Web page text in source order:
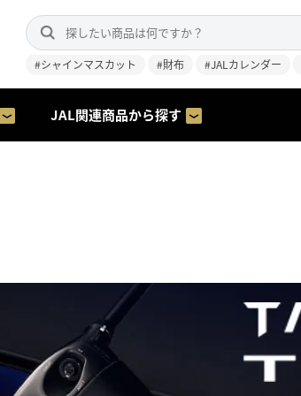
#シャインマスカット #財布 #JALカレンダー
JAL関連商品から探す